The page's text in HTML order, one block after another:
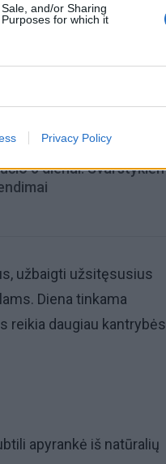
and/or Sharing
for which it
Privacy Policy
katastrofišką karo
6 dienai:
užbaigti užsitęsusius
Diena tinkama
reikia daugiau
apyrankė iš natūralių